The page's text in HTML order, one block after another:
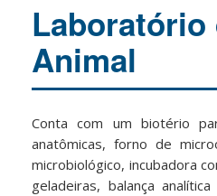
Animal
Conta com um biotério
anatômicas, forno de
microbiológico, incubadora
geladeiras, balança